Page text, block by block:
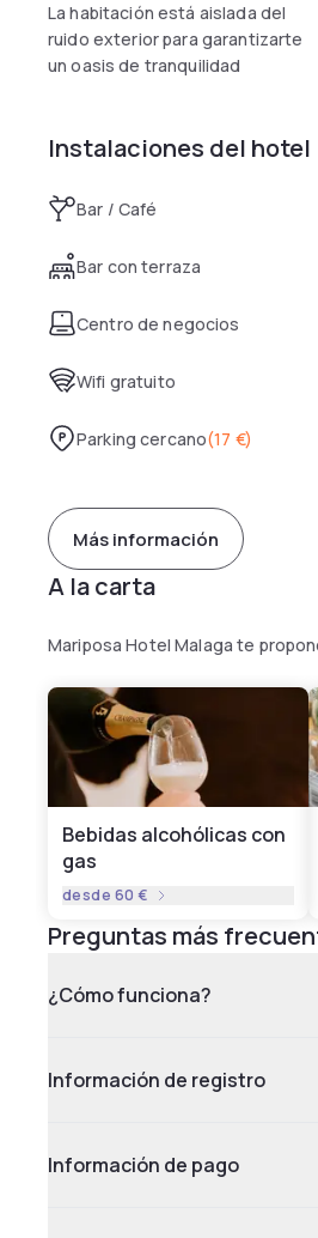
La habitación está aislada del
ruido exterior para garantizarte
un oasis de tranquilidad
Instalaciones del hotel
Bar / Café
Bar con terraza
Centro de negocios
Wifi gratuito
Parking cercano(17 €)
Más información
A la carta
Mariposa Hotel Malaga te
Bebidas alcohólicas con
gas
desde 60 €
Preguntas más
¿Cómo funciona?
Información de registro
Información de pago